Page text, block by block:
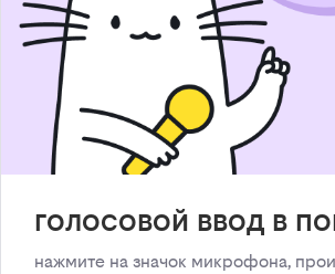
голосовой ввод в
нажмите на значок микрофона,